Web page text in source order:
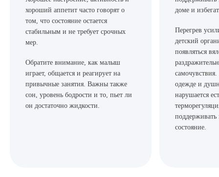
хороший аппетит часто говорят о
том, что состояние остается
стабильным и не требует срочных
мер.
Обратите внимание, как малыш
играет, общается и реагирует на
привычные занятия. Важны также
сон, уровень бодрости и то, пьет ли
он достаточно жидкости.
доме и
Перегрев
детский
появляться
одежде и
нарушается
поддерживать
состояние.